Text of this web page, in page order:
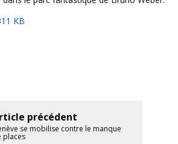
KB
précédent
se mobilise contre le manque
places